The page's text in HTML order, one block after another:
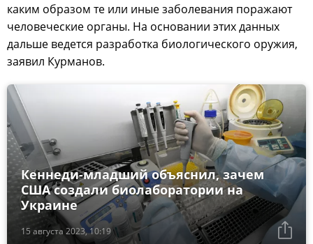
каким образом те или иные заболевания поражают
человеческие органы. На основании этих данных
дальше ведется разработка биологического оружия,
заявил Курманов.
15 августа 2023, 10:19
Кеннеди-младший объяснил, зачем
США создали биолаборатории на
Украине